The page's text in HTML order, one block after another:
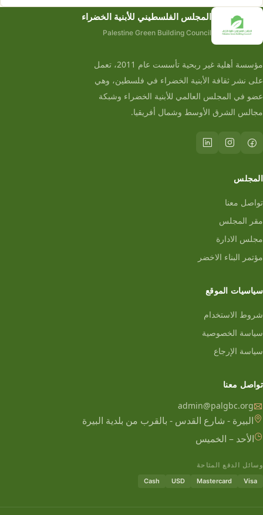
المجلس الفلسطيني للأبنية الخضراء
Palestine Green Building Council
مؤسسة أهلية غير ربحية تأسست عام 2011، تعمل
على نشر ثقافة الأبنية الخضراء في فلسطين، وهي
عضو في المجلس العالمي للأبنية الخضراء وشبكة
مجالس الشرق الأوسط وشمال أفريقيا.
المجلس
تواصل معنا
مقر المجلس
مجلس الادارة
مؤتمر البناء الاخضر
سياسيات الموقع
شروط الاستخدام
سياسة الخصوصية
سياسة الإرجاع
تواصل معنا
admin@palgbc.org
البيرة - شارع القدس - بالقرب من بلدية البيرة
الأحد – الخميس
وسائل الدفع المتاحة
Visa
Mastercard
USD
Cash